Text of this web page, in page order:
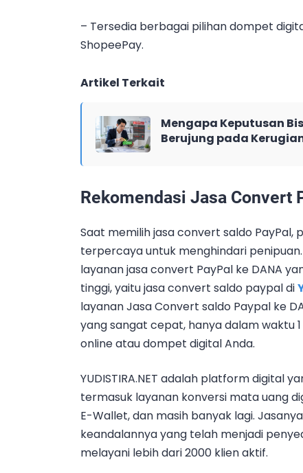
– Tersedia berbagai pilihan dompet
ShopeePay.
Artikel Terkait
Mengapa Keputusan
Berujung pada
Rekomendasi Jasa Convert
Saat memilih jasa convert saldo PayPal,
terpercaya untuk menghindari
layanan jasa convert PayPal ke DANA
tinggi, yaitu jasa convert saldo paypal di
layanan Jasa Convert saldo Paypal ke
yang sangat cepat, hanya dalam waktu
online atau dompet digital Anda.
YUDISTIRA.NET adalah platform digital
termasuk layanan konversi mata uang
E-Wallet, dan masih banyak lagi.
keandalannya yang telah menjadi
melayani lebih dari 2000 klien aktif.